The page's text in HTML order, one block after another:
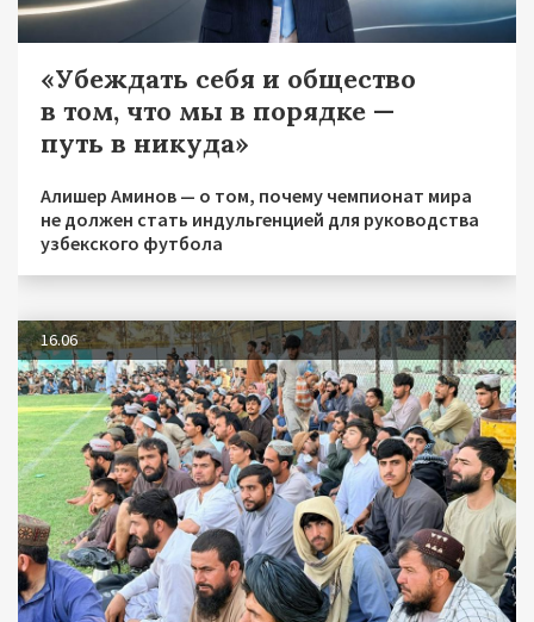
«Убеждать себя и общество
в том, что мы в порядке —
путь в никуда»
Алишер Аминов — о том, почему чемпионат мира
не должен стать индульгенцией для руководства
узбекского футбола
16.06